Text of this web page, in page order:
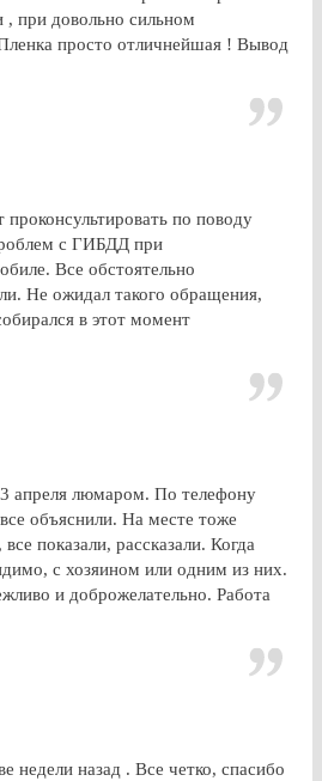
, при довольно сильном
просто отличнейшая ! Вывод
эту контору друзьям и
проконсультировать по поводу
с ГИБДД при
Все обстоятельно
Не ожидал такого обращения,
в этот момент
заехал на Оставшковское
убедился (хорошо, что не на
апреля люмаром. По телефону
объяснили. На месте тоже
показали, рассказали. Когда
с хозяином или одним из них.
и доброжелательно. Работа
пленка лежит до самой кромки
на разных стеклах,
По сравнению с другими
к этим ребятам? Однозначно,
недели назад . Все четко, спасибо